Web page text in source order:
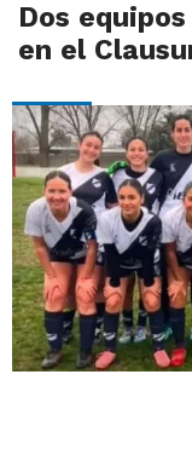
Dos
en el